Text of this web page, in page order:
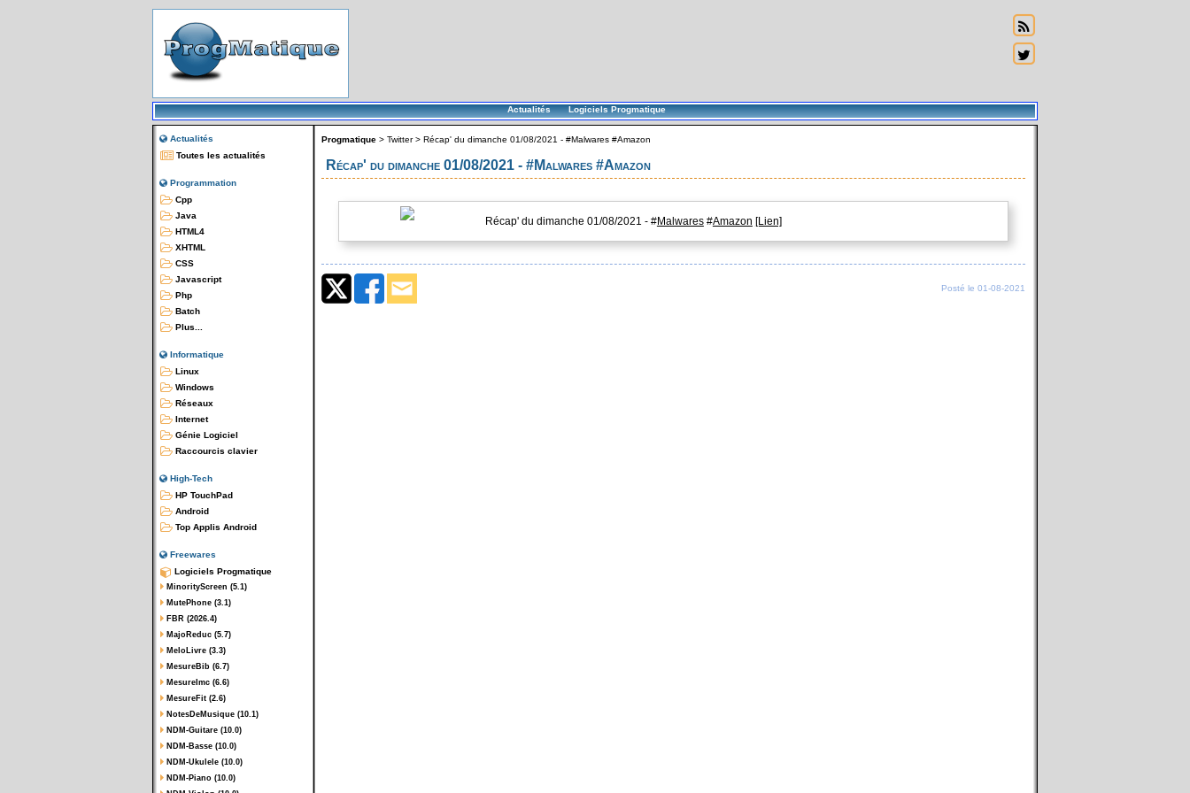
Actualités Logiciels Progmatique
Actualités
Toutes les actualités
Programmation
Cpp
Java
HTML4
XHTML
CSS
Javascript
Php
Batch
Plus...
Informatique
Linux
Windows
Réseaux
Internet
Génie Logiciel
Raccourcis clavier
High-Tech
HP TouchPad
Android
Top Applis Android
Freewares
Logiciels Progmatique
MinorityScreen (5.1)
MutePhone (3.1)
FBR (2026.4)
MajoReduc (5.7)
MeloLivre (3.3)
MesureBib (6.7)
MesureImc (6.6)
MesureFit (2.6)
NotesDeMusique (10.1)
NDM-Guitare (10.0)
NDM-Basse (10.0)
NDM-Ukulele (10.0)
NDM-Piano (10.0)
Progmatique > Twitter> Récap' du dimanche 01/08/2021 - #Malwares #Amazon
Récap' du dimanche 01/08/2021 - #Malwares #Amazon
Récap' du dimanche 01/08/2021 - #Malwares#Amazon [Lien]
Posté le 01-08-2021